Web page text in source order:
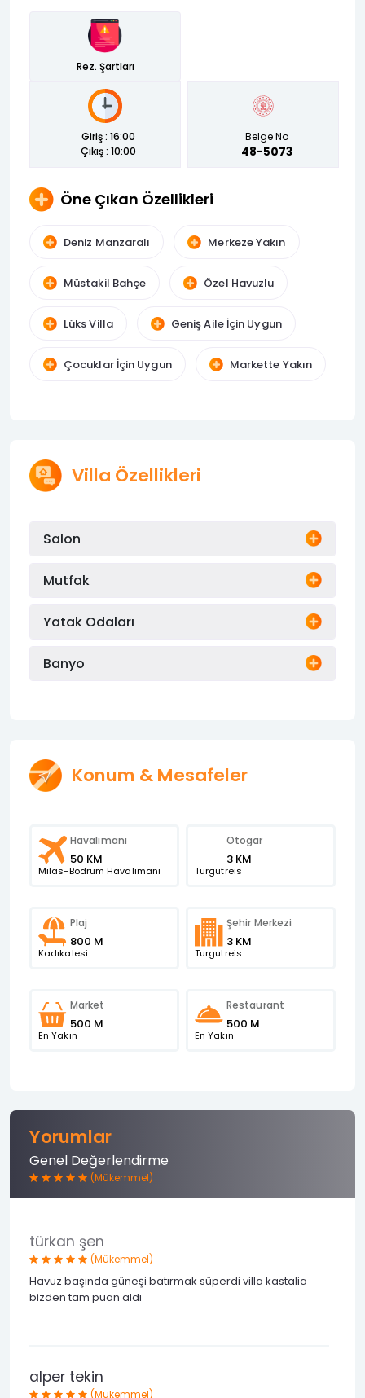
Rez. Şartları
Giriş : 16:00
Çıkış : 10:00
Belge No
48-5073
Öne Çıkan Özellikleri
Deniz Manzaralı Merkeze Yakın
Müstakil Bahçe Özel Havuzlu
Lüks Villa Geniş Aile İçin Uygun
Çocuklar İçin Uygun Markette Yakın
Villa Özellikleri
Salon
Mutfak
Yatak Odaları
Banyo
Konum & Mesafeler
Havalimanı
50 KM
Milas-Bodrum Havalimanı
Otogar
3 KM
Turgutreis
Plaj
800 M
Kadıkalesi
Şehir Merkezi
3 KM
Turgutreis
Market
500 M
En Yakın
Restaurant
500 M
En Yakın
Yorumlar
Genel Değerlendirme
(Mükemmel)
türkan şen
(Mükemmel)
Havuz başında güneşi batırmak süperdi villa kastalia
bizden tam puan aldı
alper tekin
(Mükemmel)